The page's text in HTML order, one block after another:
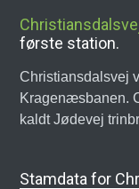
første station.
Christiansdalsvej
Kragenæsbanen.
kaldt Jødevej
Stamdata for